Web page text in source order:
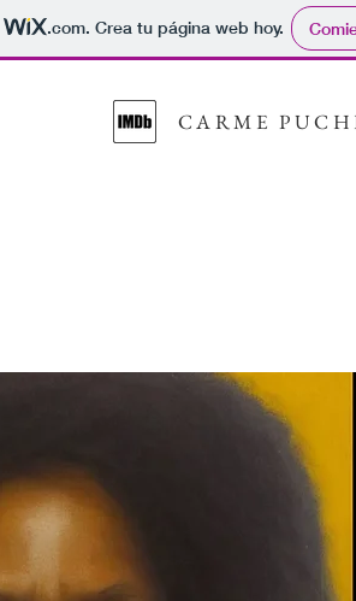
.com. Crea tu página web hoy.
CARME